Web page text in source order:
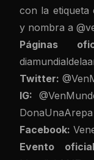
con la etiqueta
y nombra a
Páginas
Twitter:
IG:
DonaUnaArepa
Facebook:
Evento